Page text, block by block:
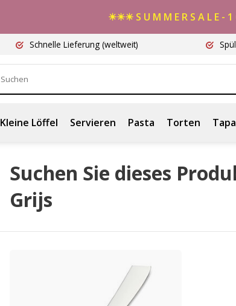
☀☀☀ S U M M E R S A L E -
Schnelle Lieferung (weltweit)
Kleine Löffel Servieren Pasta Torten
Suchen Sie dieses
Grijs